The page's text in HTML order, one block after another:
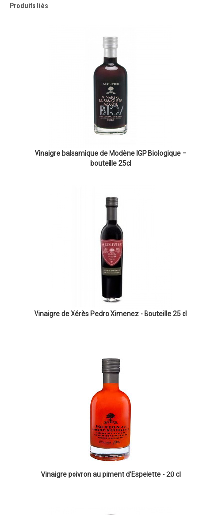
Produits liés
Vinaigre balsamique de Modène IGP Biologique –
bouteille 25cl
Vinaigre de Xérès Pedro Ximenez - Bouteille 25 cl
Vinaigre poivron au piment d’Espelette - 20 cl